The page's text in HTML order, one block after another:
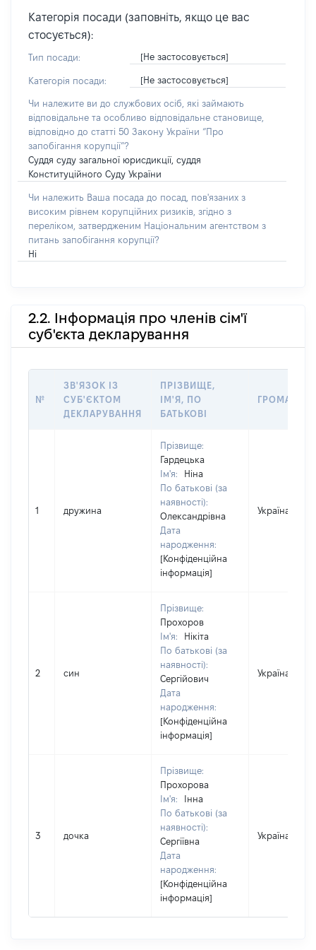
Категорія посади (заповніть, якщо це вас
стосується):
Тип посади: [Не застосовується]
Категорія посади: [Не застосовується]
Чи належите ви до службових осіб, які займають
відповідальне та особливо відповідальне становище,
відповідно до статті 50 Закону України “Про
запобігання корупції”?
Суддя суду загальної юрисдикції, суддя
Конституційного Суду України
Чи належить Ваша посада до посад, пов'язаних з
високим рівнем корупційних ризиків, згідно з
переліком, затвердженим Національним агентством з
питань запобігання корупції?
Ні
2.2. Інформація про членів сім'ї
суб'єкта декларування
№
ЗВ'ЯЗОК ІЗ
СУБ'ЄКТОМ
ДЕКЛАРУВАННЯ
ПРІЗВИЩЕ,
ІМ'Я, ПО
БАТЬКОВІ
1 дружина
Прізвище:
Гардецька
Ім'я:
Ніна
По батькові (за
наявності):
Олександрівна
Дата
народження:
[Конфіденційна
інформація]
Україна
2 син
Прізвище:
Прохоров
Ім'я:
Нікіта
По батькові (за
наявності):
Сергійович
Дата
народження:
[Конфіденційна
інформація]
Україна
3 дочка
Прізвище:
Прохорова
Ім'я:
Інна
По батькові (за
наявності):
Сергіївна
Дата
народження:
[Конфіденційна
інформація]
Україна